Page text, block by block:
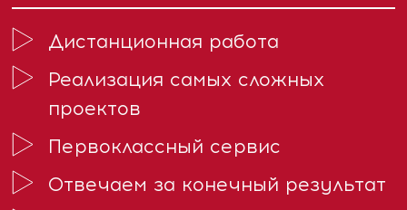
Дистанционная работа
Реализация самых сложных
проектов
Первоклассный сервис
Отвечаем за конечный результат